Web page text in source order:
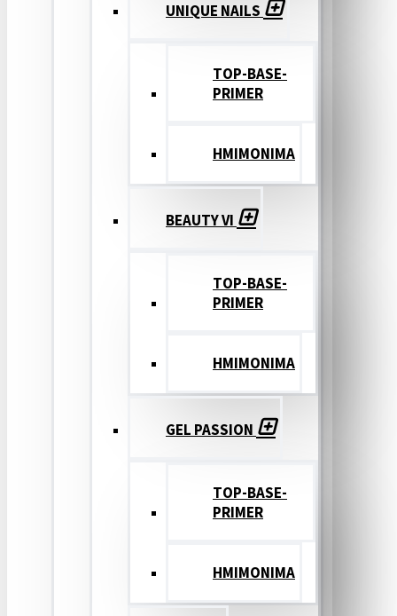
UNIQUE NAILS
TOP-BASE-
PRIMER
ΗΜΙΜΟΝΙΜΑ
BEAUTY VI
TOP-BASE-
PRIMER
ΗΜΙΜΟΝΙΜΑ
GEL PASSION
TOP-BASE-
PRIMER
ΗΜΙΜΟΝΙΜΑ